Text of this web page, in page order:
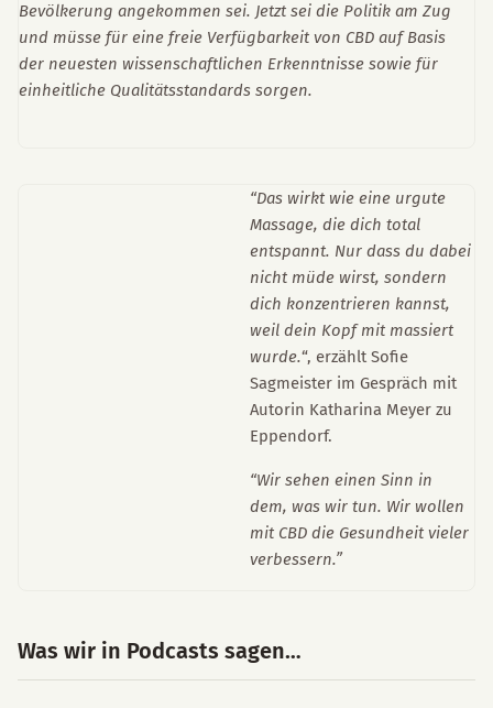
Bevölkerung angekommen sei. Jetzt sei die Politik am Zug
und müsse für eine freie Verfügbarkeit von CBD auf Basis
der neuesten wissenschaftlichen Erkenntnisse sowie für
einheitliche Qualitätsstandards sorgen.
“Das wirkt wie eine urgute
Massage, die dich total
entspannt. Nur dass du dabei
nicht müde wirst, sondern
dich konzentrieren kannst,
weil dein Kopf mit massiert
wurde.“, erzählt Sofie
Sagmeister im Gespräch mit
Autorin Katharina Meyer zu
Eppendorf.
“Wir sehen einen Sinn in
dem, was wir tun. Wir wollen
mit CBD die Gesundheit vieler
verbessern.”
Was wir in Podcasts sagen…